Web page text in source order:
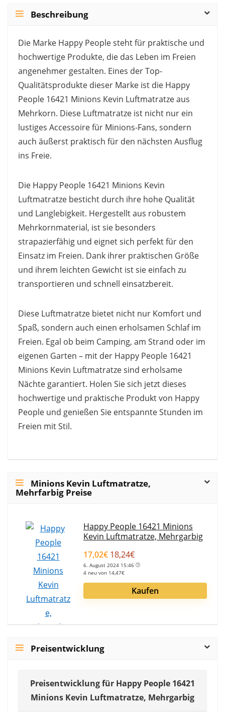
Beschreibung
Die Marke Happy People steht für praktische und
hochwertige Produkte, die das Leben im Freien
angenehmer gestalten. Eines der Top-
Qualitätsprodukte dieser Marke ist die Happy
People 16421 Minions Kevin Luftmatratze aus
Mehrkorn. Diese Luftmatratze ist nicht nur ein
lustiges Accessoire für Minions-Fans, sondern
auch äußerst praktisch für den nächsten Ausflug
ins Freie.
Die Happy People 16421 Minions Kevin
Luftmatratze besticht durch ihre hohe Qualität
und Langlebigkeit. Hergestellt aus robustem
Mehrkornmaterial, ist sie besonders
strapazierfähig und eignet sich perfekt für den
Einsatz im Freien. Dank ihrer praktischen Größe
und ihrem leichten Gewicht ist sie einfach zu
transportieren und schnell einsatzbereit.
Diese Luftmatratze bietet nicht nur Komfort und
Spaß, sondern auch einen erholsamen Schlaf im
Freien. Egal ob beim Camping, am Strand oder im
eigenen Garten – mit der Happy People 16421
Minions Kevin Luftmatratze sind erholsame
Nächte garantiert. Holen Sie sich jetzt dieses
hochwertige und praktische Produkt von Happy
People und genießen Sie entspannte Stunden im
Freien mit Stil.
Minions Kevin Luftmatratze,
Mehrfarbig Preise
Happy People 16421 Minions
Kevin Luftmatratze, Mehrgarbig
17,02€18,24€
6. August 2024 15:46
4 neu von 14,47€
Kaufen
Preisentwicklung
Preisentwicklung für Happy People 16421
Minions Kevin Luftmatratze, Mehrgarbig